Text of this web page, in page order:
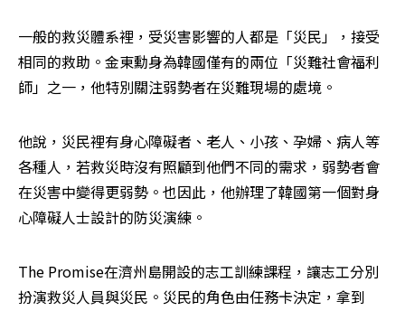
一般的救災體系裡，受災害影響的人都是「災民」，接受
相同的救助。金東勳身為韓國僅有的兩位「災難社會福利
師」之一，他特別關注弱勢者在災難現場的處境。
他說，災民裡有身心障礙者、老人、小孩、孕婦、病人等
各種人，若救災時沒有照顧到他們不同的需求，弱勢者會
在災害中變得更弱勢。也因此，他辦理了韓國第一個對身
心障礙人士設計的防災演練。
The Promise在濟州島開設的志工訓練課程，讓志工分別
扮演救災人員與災民。災民的角色由任務卡決定，拿到